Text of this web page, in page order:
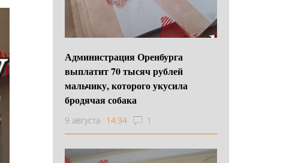
Администрация Оренбурга
выплатит 70 тысяч рублей
мальчику, которого укусила
бродячая собака
9 августа 14:34 1